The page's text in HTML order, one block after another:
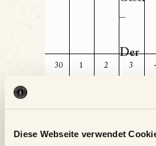
Diese Webseite verwendet
–
Der
0
Veranstaltungen,
30
0
Veranstaltungen,
1
0
Veranstaltungen,
2
0
3